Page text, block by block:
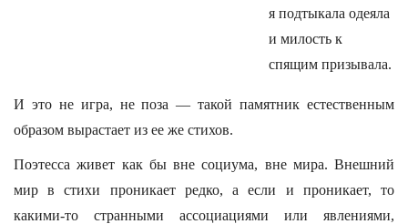
я подтыкала одеяла
и милость к
спящим призывала.
И это не игра, не поза — такой памятник естественным
образом вырастает из ее же стихов.
Поэтесса живет как бы вне социума, вне мира. Внешний
мир в стихи проникает редко, а если и проникает, то
какими-то странными ассоциациями или явлениями,